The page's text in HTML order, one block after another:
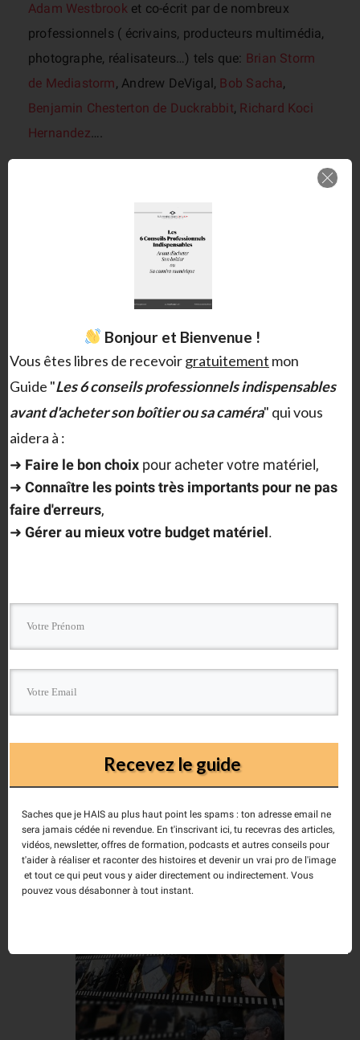
Adam Westbrooket co-écrit par de nombreux
professionnels ( écrivains, producteurs multimédia,
photographe, réalisateurs…) tels que: Brian Storm
de Mediastorm, Andrew DeVigal, Bob Sacha,
Benjamin Chesterton de Duckrabbit, Richard Koci
Hernandez….
Après s’il vous reste un peu de place dans vos
bagages ou si vous recherchez des livres plus liés à
la vidéo avec les boîtiers hdslr, il vous reste bien
entendu les deux parutions sur lesquelles votre
humble serviteur à travailler:
100 trucs et astuces pour filmer avec son reflex
aux Editions Eyrolles.
–La Vidéo HD pour les Photographes, Filmer avec
un boîtier réflexaux Editions Eyrolles
Bonjour et Bienvenue !
Vous êtes libres de recevoirgratuitement mon
Guide "Les 6 conseils professionnels indispensables
avant d'acheter son boîtier ou sa caméra" qui vous
aidera à :
➜ Faire le bon choix pour acheter votre matériel,
➜ Connaître les points très importants pour ne pas
faire d'erreurs,
➜ Gérer au mieux votre budget matériel.
Recevez le guide
Saches que je HAIS au plus haut point les spams : ton adresse email ne
sera jamais cédée ni revendue. En t'inscrivant ici, tu recevras des articles,
vidéos, newsletter, offres de formation, podcasts et autres conseils pour
t'aider à réaliser et raconter des histoires et devenir un vrai pro de l'image
et tout ce qui peut vous y aider directement ou indirectement. Vous
pouvez vous désabonner à tout instant.